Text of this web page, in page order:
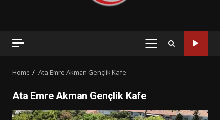
PRIMARY
Home Ata Emre Akman Gençlik Kafe
Ata Emre Akman Gençlik Kafe